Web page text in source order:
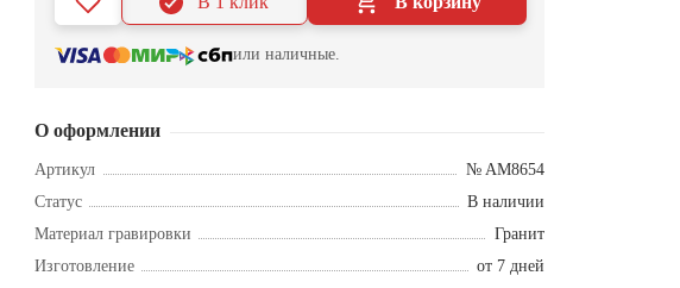
или наличные.
О оформлении
Артикул
№ AM8654
Статус
В наличии
Материал гравировки
Гранит
Изготовление
от 7 дней